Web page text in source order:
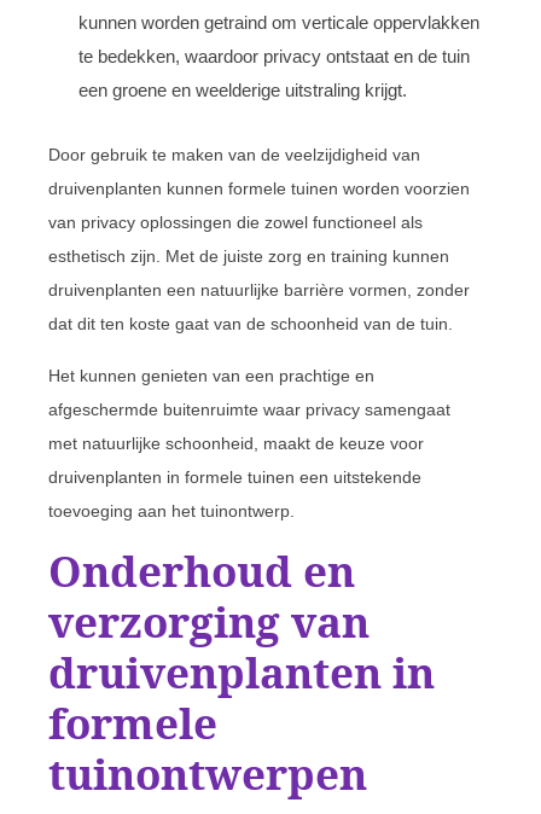
kunnen worden getraind om verticale oppervlakken
te bedekken, waardoor privacy ontstaat en de tuin
een groene en weelderige uitstraling krijgt.
Door gebruik te maken van de veelzijdigheid van
druivenplanten kunnen formele tuinen worden voorzien
van privacy oplossingen die zowel functioneel als
esthetisch zijn. Met de juiste zorg en training kunnen
druivenplanten een natuurlijke barrière vormen, zonder
dat dit ten koste gaat van de schoonheid van de tuin.
Het kunnen genieten van een prachtige en
afgeschermde buitenruimte waar privacy samengaat
met natuurlijke schoonheid, maakt de keuze voor
druivenplanten in formele tuinen een uitstekende
toevoeging aan het tuinontwerp.
Onderhoud en
verzorging van
druivenplanten in
formele
tuinontwerpen